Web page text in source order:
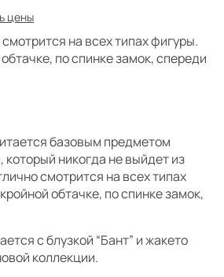
цены
на всех типах фигуры.
по спинке замок, спереди
базовым предметом
который никогда не выйдет из
смотрится на всех типах
обтачке, по спинке замок,
с блузкой “Бант” и жакето
коллекции.